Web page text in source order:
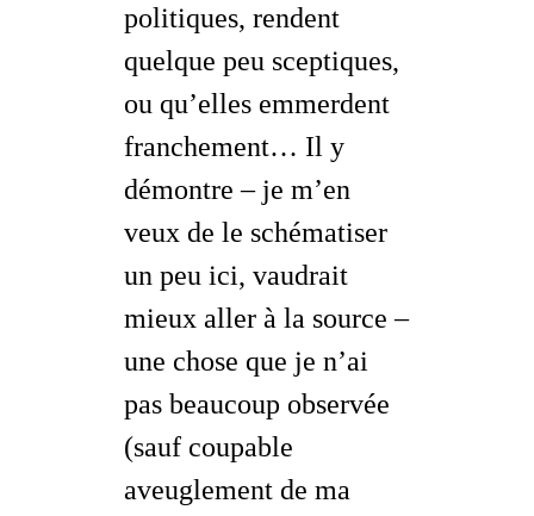
politiques, rendent
quelque peu sceptiques,
ou qu’elles emmerdent
franchement… Il y
démontre – je m’en
veux de le schématiser
un peu ici, vaudrait
mieux aller à la source –
une chose que je n’ai
pas beaucoup observée
(sauf coupable
aveuglement de ma